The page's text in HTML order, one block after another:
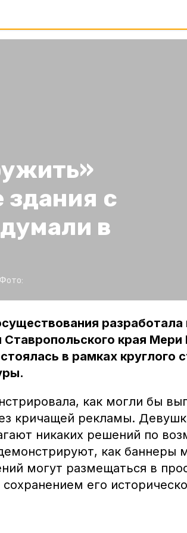
здания с
в
Фото:
разработала
Ставропольского края Мери
в рамках круглого
как могли бы
кричащей рекламы.
никаких решений по
как баннеры
могут размещаться в
сохранением его